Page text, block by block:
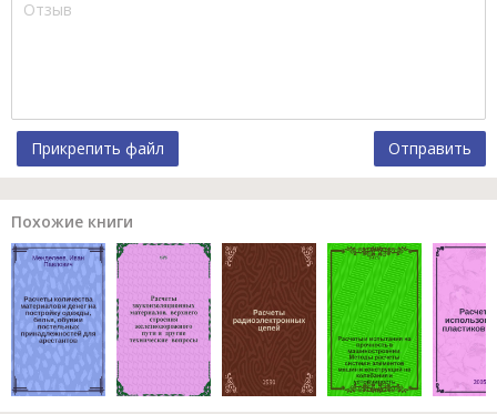
Прикрепить файл Отправить
Похожие книги